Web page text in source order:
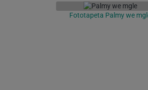
Fototapeta Palmy we